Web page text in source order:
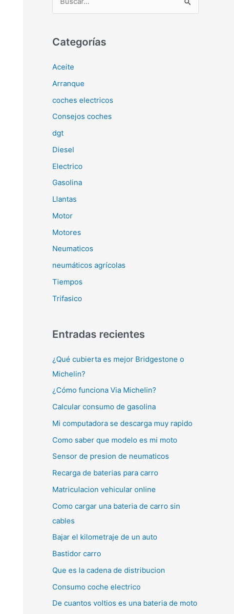
c
r
p
o
r
Categorías
Aceite
Arranque
coches electricos
Consejos coches
dgt
Diesel
Electrico
Gasolina
Llantas
Motor
Motores
Neumaticos
neumáticos agrícolas
Tiempos
Trifasico
Entradas recientes
¿Qué cubierta es mejor Bridgestone o
Michelin?
¿Cómo funciona Via Michelin?
Calcular consumo de gasolina
Mi computadora se descarga muy rapido
Como saber que modelo es mi moto
Sensor de presion de neumaticos
Recarga de baterias para carro
Matriculacion vehicular online
Como cargar una bateria de carro sin
cables
Bajar el kilometraje de un auto
Bastidor carro
Que es la cadena de distribucion
Consumo coche electrico
De cuantos voltios es una bateria de moto